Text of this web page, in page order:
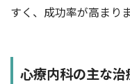
すく、成功率が高まりま
心療内科の主な